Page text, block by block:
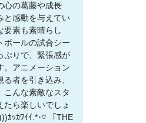
心の葛藤や成長
と感動を与えてい
要素も素晴らし
ボールの試合シー
ぷりで、緊張感が
。アニメーション
者を引き込み、
こんな素敵なスタ
たら楽しいでしょ
ｯｶﾜｲｲ.*･♡ 「THE